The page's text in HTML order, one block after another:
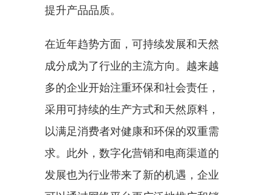
提升产品品质。
在近年趋势方面，可持续发展和天然
成分成为了行业的主流方向。越来越
多的企业开始注重环保和社会责任，
采用可持续的生产方式和天然原料，
以满足消费者对健康和环保的双重需
求。此外，数字化营销和电商渠道的
发展也为行业带来了新的机遇，企业